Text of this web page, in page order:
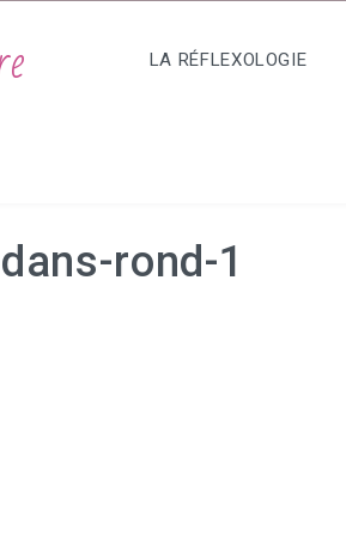
LA RÉFLEXOLOGIE
rond-1